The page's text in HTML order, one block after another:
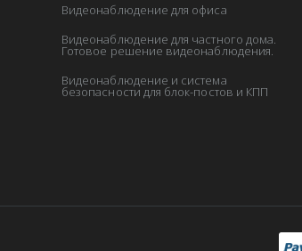
Видеонаблюдение для офиса
Видеонаблюдение для частного дома.
Готовое решение видеонаблюдения.
Видеонаблюдение и система
безопасности для блок-постов и КПП